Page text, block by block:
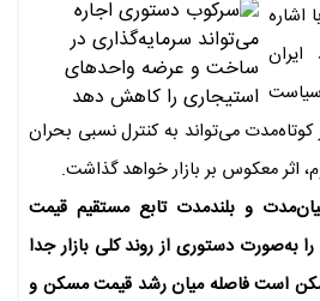
اشاره
کوتاه‌مدت می‌تواند به کنترل نسبی بحران
اثر معکوس بر بازار خواهد گذاشت.
و بلندمدت تابع مستقیم قیمت
دستوری از روند کلی بازار جدا
است فاصله میان رشد قیمت مسکن و